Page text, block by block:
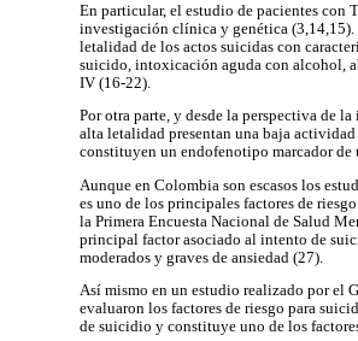
En particular, el estudio de pacientes con
investigación clínica y genética (3,14,15).
letalidad de los actos suicidas con
suicido, intoxicación aguda con alcohol,
IV (16-22).
Por otra parte, y desde la perspectiva de
alta letalidad presentan una baja
constituyen un endofenotipo marcador
Aunque en Colombia son escasos los
es uno de los principales factores de
la Primera Encuesta Nacional de Salud
principal factor asociado al intento de
moderados y graves de ansiedad (27).
Así mismo en un estudio realizado por el
evaluaron los factores de riesgo para
de suicidio y constituye uno de los